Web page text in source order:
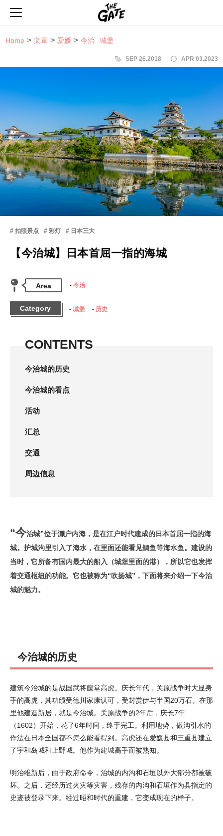
Home 文章 爱媛 今治 城堡
SEP 26.2018 APR 03.2023
拍照景点 彩灯 日本三大
【今治城】日本首屈一指的海城
Area 今治
Category 城堡 历史
CONTENTS
今治城的历史
今治城的看点
活动
汇总
交通
周边信息
“今治城”位于濑户内海，是在江户时代建成的日本首屈一指的海
城。护城沟里引入了海水，在里面还能看见鲷鱼等海水鱼。建设的
当时，它所备有国内最大的船入（城堡里面的港），所以它也发挥
着交通枢纽的功能。它也被称为“吹扬城”，下面将来介绍一下今治
城的魅力。
今治城的历史
建筑今治城的是战国武将藤堂高虎。庆长年代，关原战争时大显身
手的高虎，其功绩受德川家康认可，受封赏伊与半国20万石。在那
里他建造新居，就是今治城。关原战争的2年后，庆长7年
（1602）开始，花了6年时间，终于完工。利用地势，做沟引水的
作法在日本全国都不怎么能看得到。高虎还在爱媛县和三重县建立
了宇和岛城和上野城。他作为建城高手而被熟知。
明治维新后，由于政府命令，治城的内沟和石垣以外大部分都被破
坏。之后，还经历过火灾等灾害，残存的内沟和石垣作为县指定的
史迹被登录下来。经过昭和时代的重建，它变成现在的样子。